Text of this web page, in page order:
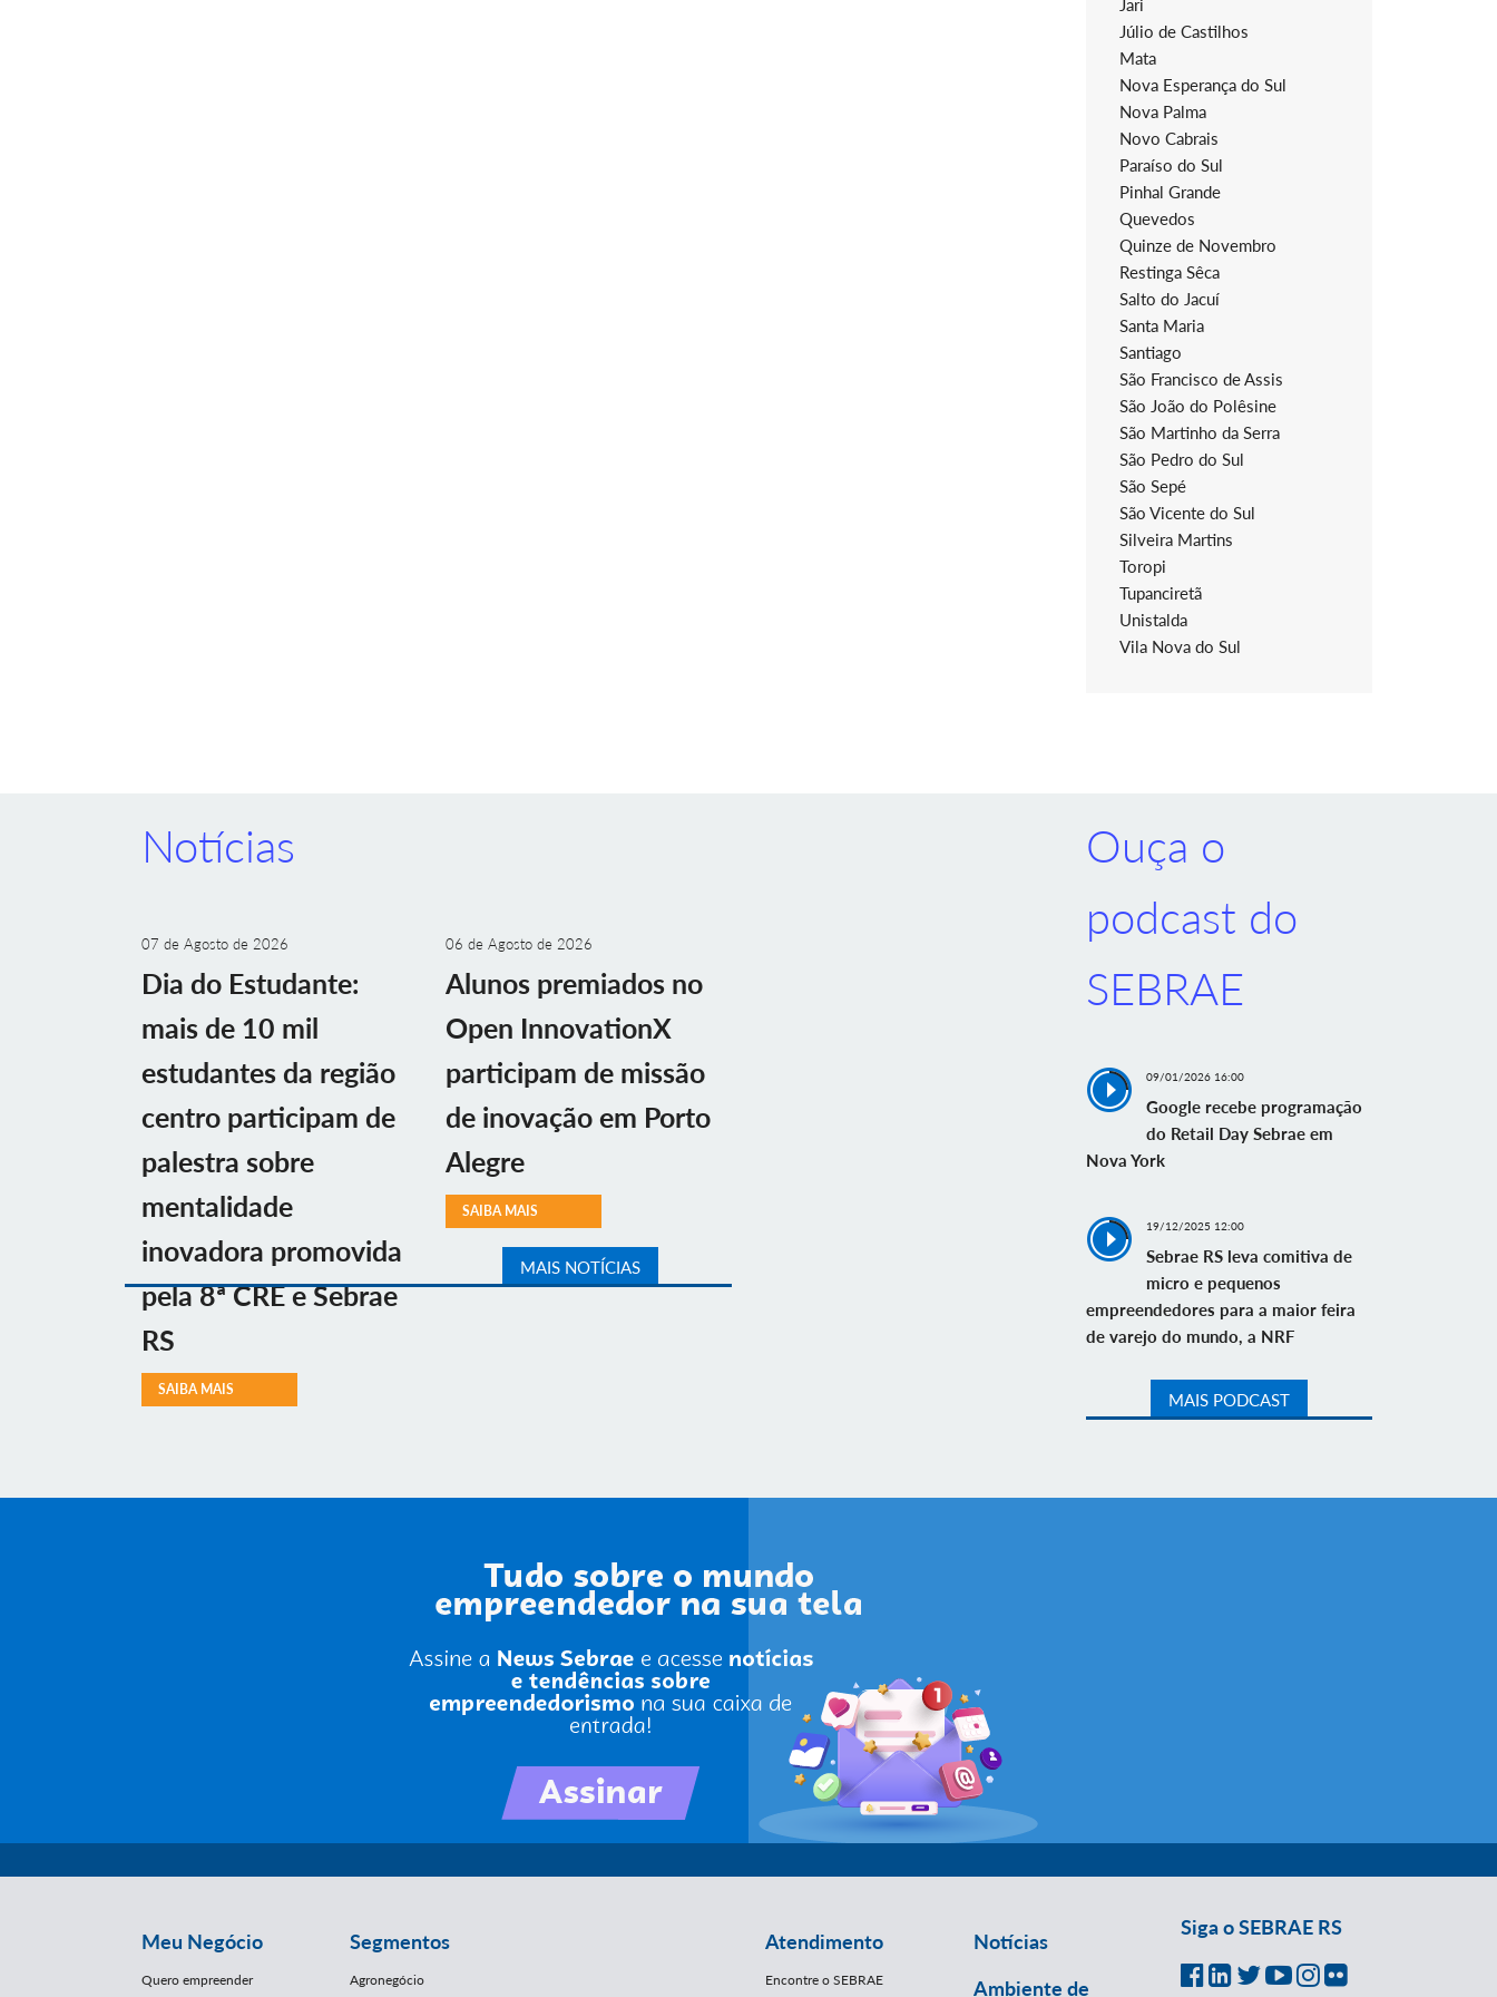
Jari
Júlio de Castilhos
Mata
Nova Esperança do Sul
Nova Palma
Novo Cabrais
Paraíso do Sul
Pinhal Grande
Quevedos
Quinze de Novembro
Restinga Sêca
Salto do Jacuí
Santa Maria
Santiago
São Francisco de Assis
São João do Polêsine
São Martinho da Serra
São Pedro do Sul
São Sepé
São Vicente do Sul
Silveira Martins
Toropi
Tupanciretã
Unistalda
Vila Nova do Sul
Notícias
07 de Agosto de 2026
Dia do Estudante:
mais de 10 mil
estudantes da região
centro participam de
palestra sobre
mentalidade
inovadora promovida
pela 8ª CRE e Sebrae
RS
SAIBA MAIS
06 de Agosto de 2026
Alunos premiados no
Open InnovationX
participam de missão
de inovação em Porto
Alegre
SAIBA MAIS
MAIS NOTÍCIAS
Ouça o
podcast do
SEBRAE
09/01/2026 16:00
Google recebe programação
do Retail Day Sebrae em
Nova York
19/12/2025 12:00
Sebrae RS leva comitiva de
micro e pequenos
empreendedores para a maior feira
de varejo do mundo, a NRF
MAIS PODCAST
Meu Negócio
Quero empreender
Segmentos
Agronegócio
Atendimento
Encontre o SEBRAE
Notícias
Ambiente de
Siga o SEBRAE RS